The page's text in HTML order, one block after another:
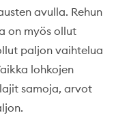
avulla. Rehun
on myös ollut
paljon vaihtelua
lohkojen
samoja, arvot